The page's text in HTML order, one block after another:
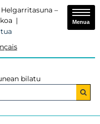
Helgarritasuna –
bilatu
Menua